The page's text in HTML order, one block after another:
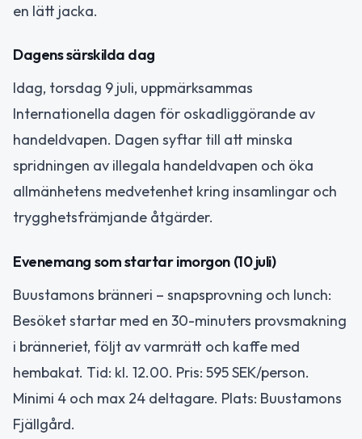
en lätt jacka.
Dagens särskilda dag
Idag, torsdag 9 juli, uppmärksammas
Internationella dagen för oskadliggörande av
handeldvapen. Dagen syftar till att minska
spridningen av illegala handeldvapen och öka
allmänhetens medvetenhet kring insamlingar och
trygghetsfrämjande åtgärder.
Evenemang som startar imorgon (10 juli)
Buustamons bränneri – snapsprovning och lunch:
Besöket startar med en 30-minuters provsmakning
i bränneriet, följt av varmrätt och kaffe med
hembakat. Tid: kl. 12.00. Pris: 595 SEK/person.
Minimi 4 och max 24 deltagare. Plats: Buustamons
Fjällgård.